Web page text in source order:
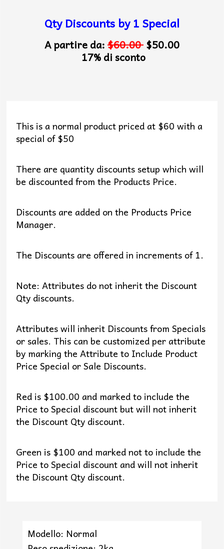
Qty Discounts by 1 Special
A partire da:$60.00$50.00
17% di sconto
This is a normal product priced at $60 with a
special of $50
There are quantity discounts setup which will
be discounted from the Products Price.
Discounts are added on the Products Price
Manager.
The Discounts are offered in increments of 1.
Note: Attributes do not inherit the Discount
Qty discounts.
Attributes will inherit Discounts from Specials
or sales. This can be customized per attribute
by marking the Attribute to Include Product
Price Special or Sale Discounts.
Red is $100.00 and marked to include the
Price to Special discount but will not inherit
the Discount Qty discount.
Green is $100 and marked not to include the
Price to Special discount and will not inherit
the Discount Qty discount.
Modello: Normal